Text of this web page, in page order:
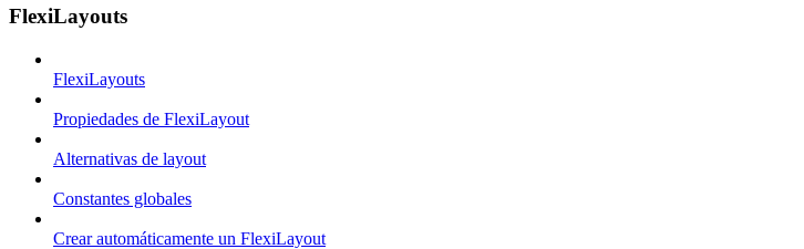
FlexiLayouts
FlexiLayouts
Propiedades de FlexiLayout
Alternativas de layout
Constantes globales
Crear automáticamente un FlexiLayout